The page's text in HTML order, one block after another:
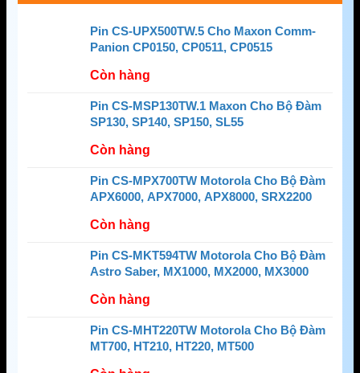
Pin CS-UPX500TW.5 Cho Maxon Comm-
Panion CP0150, CP0511, CP0515
Còn hàng
Pin CS-MSP130TW.1 Maxon Cho Bộ Đàm
SP130, SP140, SP150, SL55
Còn hàng
Pin CS-MPX700TW Motorola Cho Bộ Đàm
APX6000, APX7000, APX8000, SRX2200
Còn hàng
Pin CS-MKT594TW Motorola Cho Bộ Đàm
Astro Saber, MX1000, MX2000, MX3000
Còn hàng
Pin CS-MHT220TW Motorola Cho Bộ Đàm
MT700, HT210, HT220, MT500